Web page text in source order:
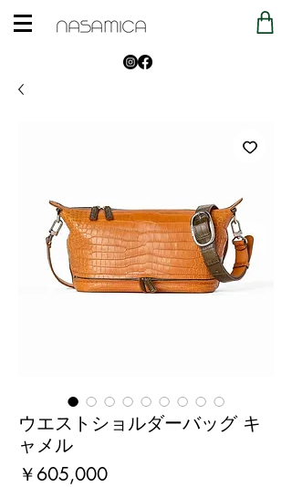
ウエストショルダーバッグ キ
ャメル
￥605,000価